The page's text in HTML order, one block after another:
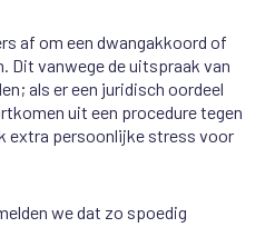
af om een dwangakkoord of
Dit vanwege de uitspraak van
als er een juridisch oordeel
uit een procedure tegen
extra persoonlijke stress voor
we dat zo spoedig